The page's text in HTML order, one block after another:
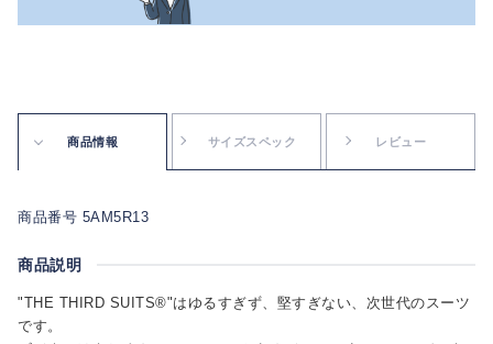
商品情報 サイズスペック レビュー
商品番号 5AM5R13
商品説明
"THE THIRD SUITS®"はゆるすぎず、堅すぎない、次世代のスーツ
です。